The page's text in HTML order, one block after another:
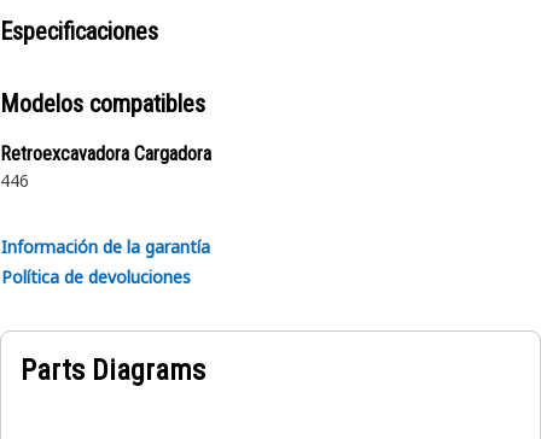
Especificaciones
Modelos compatibles
Retroexcavadora Cargadora
446
Información de la garantía
Política de devoluciones
Parts Diagrams